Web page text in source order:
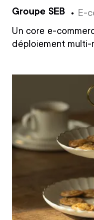
Groupe SEB
E-
Un core e-
déploiement multi-